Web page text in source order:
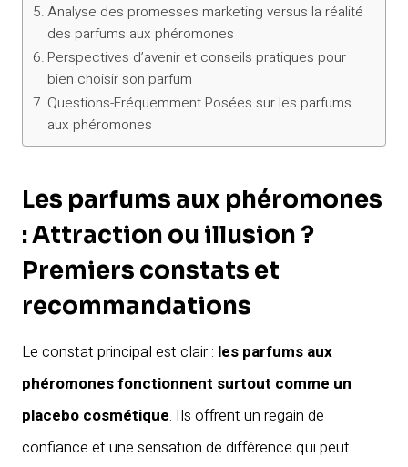
Analyse des promesses marketing versus la réalité
des parfums aux phéromones
Perspectives d’avenir et conseils pratiques pour
bien choisir son parfum
Questions-Fréquemment Posées sur les parfums
aux phéromones
Les parfums aux phéromones
: Attraction ou illusion ?
Premiers constats et
recommandations
Le constat principal est clair : les parfums aux
phéromones fonctionnent surtout comme un
placebo cosmétique. Ils offrent un regain de
confiance et une sensation de différence qui peut